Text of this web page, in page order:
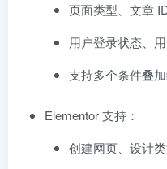
页面类型、文章
用户登录状态、
支持多个条件叠
Elementor 支持：
创建网页、设计类